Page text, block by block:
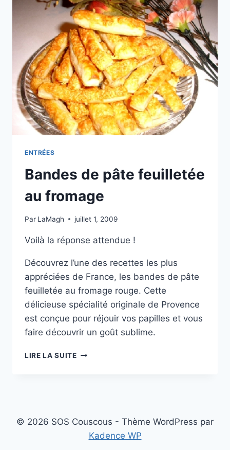
ENTRÉES
Bandes de pâte feuilletée
au fromage
Par LaMagh juillet 1, 2009
Voilà la réponse attendue !
Découvrez l’une des recettes les plus
appréciées de France, les bandes de pâte
feuilletée au fromage rouge. Cette
délicieuse spécialité originale de Provence
est conçue pour réjouir vos papilles et vous
faire découvrir un goût sublime.
LIRE LA SUITEBANDES
© 2026 SOS Couscous - Thème WordPress par
Kadence WP